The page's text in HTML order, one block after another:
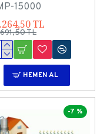
15000
TL
TL
HEMEN AL
-7 %